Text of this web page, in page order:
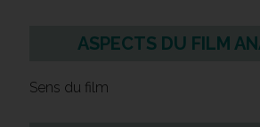
ASPECTS DU FILM
Sens du film